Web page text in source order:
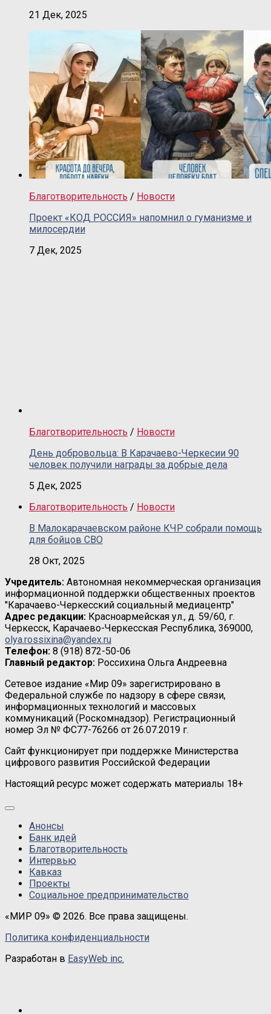
21 Дек, 2025
Благотворительность / Новости
Проект «КОД РОССИЯ» напомнил о гуманизме и
милосердии
7 Дек, 2025
Благотворительность / Новости
День добровольца: В Карачаево-Черкесии 90
человек получили награды за добрые дела
5 Дек, 2025
Благотворительность / Новости
В Малокарачаевском районе КЧР собрали помощь
для бойцов СВО
28 Окт, 2025
Учредитель: Автономная некоммерческая организация
информационной поддержки общественных проектов
"Карачаево-Черкесский социальный медиацентр"
Адрес редакции: Красноармейская ул., д. 59/60, г.
Черкесск, Карачаево-Черкесская Республика, 369000,
olya.rossixina@yandex.ru
Телефон: 8 (918) 872-50-06
Главный редактор: Россихина Ольга Андреевна
Сетевое издание «Мир 09» зарегистрировано в
Федеральной службе по надзору в сфере связи,
информационных технологий и массовых
коммуникаций (Роскомнадзор). Регистрационный
номер Эл № ФС77-76266 от 26.07.2019 г.
Сайт функционирует при поддержке Министерства
цифрового развития Российской Федерации
Настоящий ресурс может содержать материалы 18+
Анонсы
Банк идей
Благотворительность
Интервью
Кавказ
Проекты
Социальное предпринимательство
«МИР 09» © 2026. Все права защищены.
Политика конфиденциальности
Разработан в EasyWeb inc.